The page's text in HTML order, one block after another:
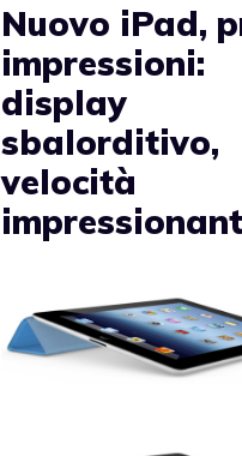
Nuovo iPad,
impressioni:
display
sbalorditivo,
velocità